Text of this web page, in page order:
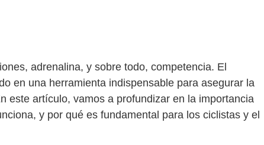
adrenalina, y sobre todo, competencia. El
en una herramienta indispensable para asegurar la
este artículo, vamos a profundizar en la importancia
y por qué es fundamental para los ciclistas y el